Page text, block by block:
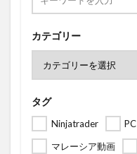
カテゴリー
タグ
Ninjatrader PC
マレーシア動画